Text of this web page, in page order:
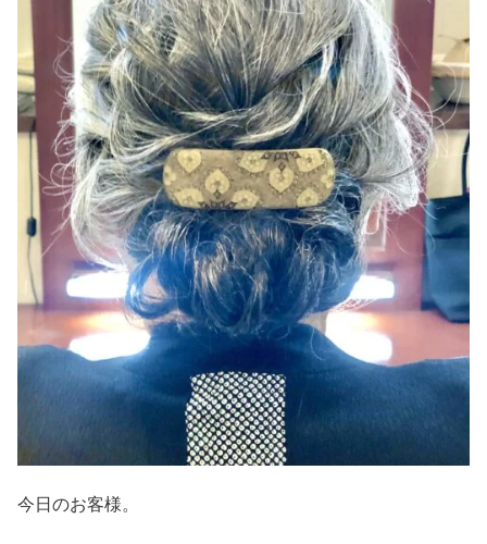
今日のお客様。